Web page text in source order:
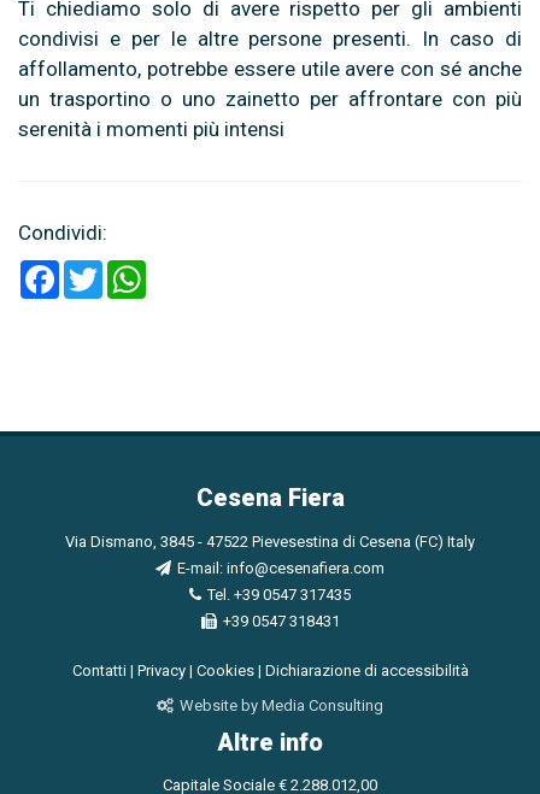
Ti chiediamo solo di avere rispetto per gli ambienti
condivisi e per le altre persone presenti. In caso di
affollamento, potrebbe essere utile avere con sé anche
un trasportino o uno zainetto per affrontare con più
serenità i momenti più intensi
Condividi:
Facebook
Twitter
Cesena Fiera
Via Dismano, 3845 - 47522 Pievesestina di Cesena (FC) Italy
E-mail: info@cesenafiera.com
Tel. +39 0547 317435
+39 0547 318431
Contatti| Privacy| Cookies| Dichiarazione di accessibilità
Website by Media Consulting
Altre info
Capitale Sociale € 2.288.012,00